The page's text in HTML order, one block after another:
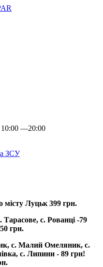
10:00 —20:00
ЗСУ
місту Луцьк 399 грн.
Тарасове, с. Рованці -79
грн.
с. Малий Омеляник, с.
с. Липини - 89 грн!